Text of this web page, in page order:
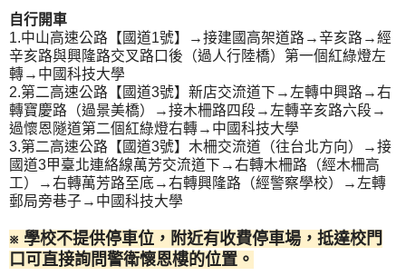
自行開車
1.中山高速公路【國道1號】→接建國高架道路→辛亥路→經
辛亥路與興隆路交叉路口後（過人行陸橋）第一個紅綠燈左
轉→中國科技大學
2.第二高速公路【國道3號】新店交流道下→左轉中興路→右
轉寶慶路（過景美橋）→接木柵路四段→左轉辛亥路六段→
過懷恩隧道第二個紅綠燈右轉→中國科技大學
3.第二高速公路【國道3號】木柵交流道（往台北方向）→接
國道3甲臺北連絡線萬芳交流道下→右轉木柵路（經木柵高
工）→右轉萬芳路至底→右轉興隆路（經警察學校）→左轉
郵局旁巷子→中國科技大學
※ 學校不提供停車位，附近有收費停車場，抵達校門
口可直接詢問警衛懷恩樓的位置。